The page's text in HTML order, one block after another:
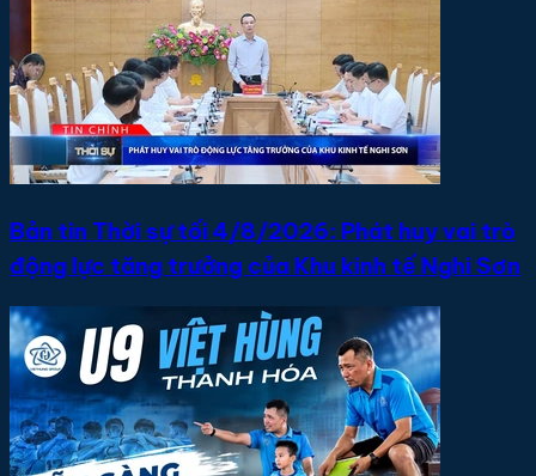
Bản tin Thời sự tối 4/8/2026: Phát huy vai trò
động lực tăng trưởng của Khu kinh tế Nghi Sơn